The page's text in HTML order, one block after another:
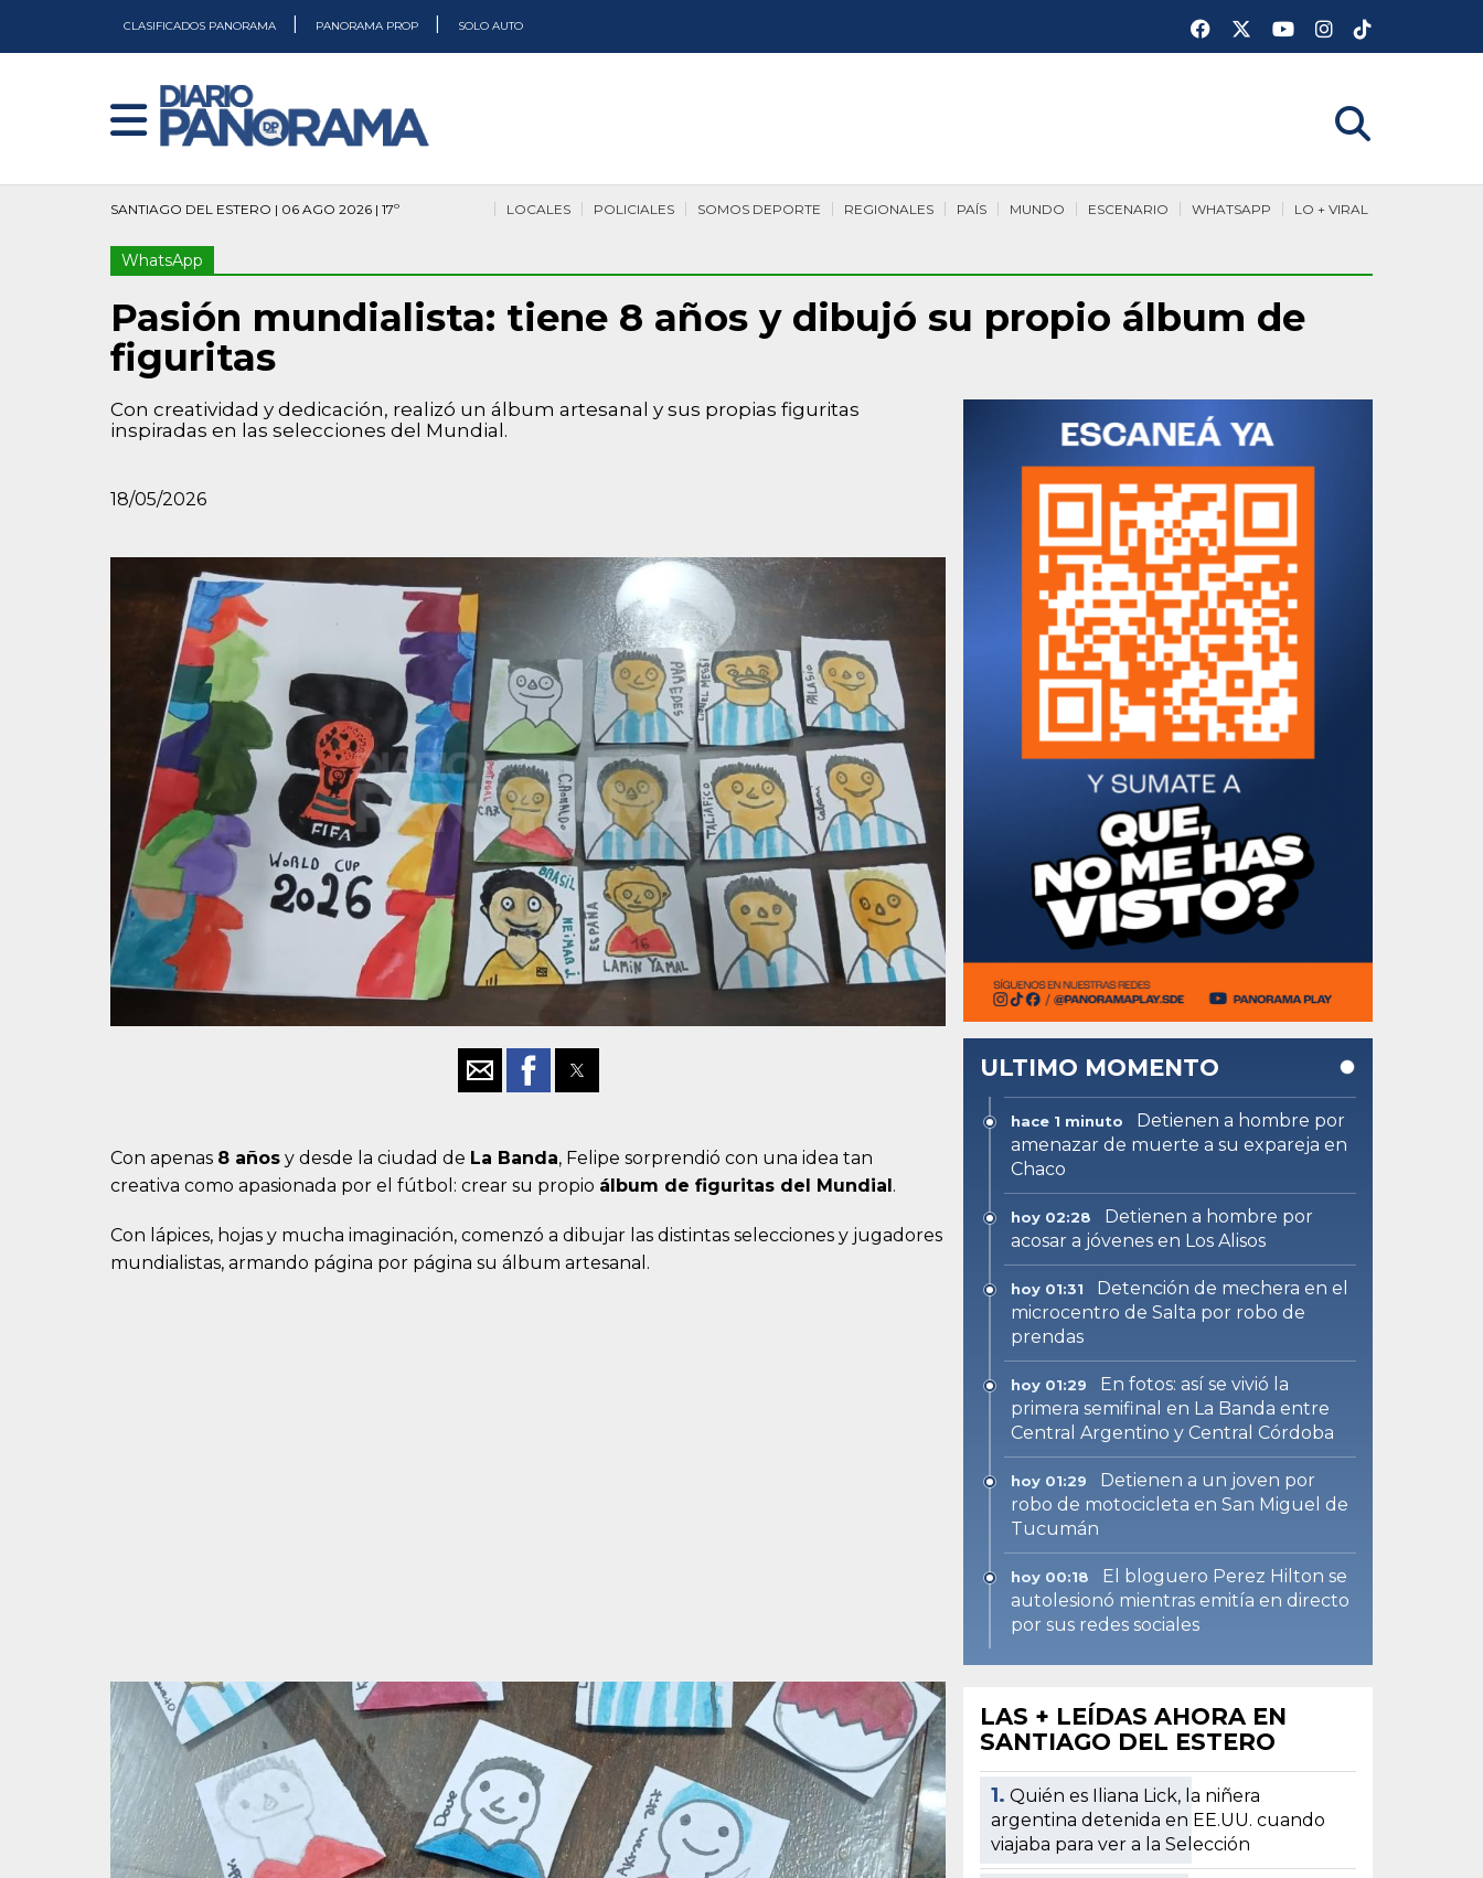
CLASIFICADOS PANORAMA PANORAMA PROP SOLO AUTO
SANTIAGO DEL ESTERO | 06 AGO 2026 | 17º LO + VIRAL
WHATSAPP
ESCENARIO
MUNDO
PAÍS
REGIONALES
SOMOS DEPORTE
POLICIALES
LOCALES
WhatsApp
Pasión mundialista: tiene 8 años y dibujó su propio álbum de
figuritas
Con creatividad y dedicación, realizó un álbum artesanal y sus propias figuritas
inspiradas en las selecciones del Mundial.
18/05/2026
Con apenas 8 años y desde la ciudad de La Banda, Felipe sorprendió con una idea tan
creativa como apasionada por el fútbol: crear su propio álbum de figuritas del Mundial .
Con lápices, hojas y mucha imaginación, comenzó a dibujar las distintas selecciones y jugadores
mundialistas, armando página por página su álbum artesanal.
ULTIMO MOMENTO
hace 1 minuto
Detienen a hombre por
amenazar de muerte a su expareja en
Chaco
hoy 02:28
Detienen a hombre por
acosar a jóvenes en Los Alisos
hoy 01:31
Detención de mechera en el
microcentro de Salta por robo de
prendas
hoy 01:29
En fotos: así se vivió la
primera semifinal en La Banda entre
Central Argentino y Central Córdoba
hoy 01:29
Detienen a un joven por
robo de motocicleta en San Miguel de
Tucumán
hoy 00:18
El bloguero Perez Hilton se
autolesionó mientras emitía en directo
por sus redes sociales
LAS + LEÍDAS AHORA EN
SANTIAGO DEL ESTERO
1. Quién es Iliana Lick, la niñera
argentina detenida en EE.UU. cuando
viajaba para ver a la Selección